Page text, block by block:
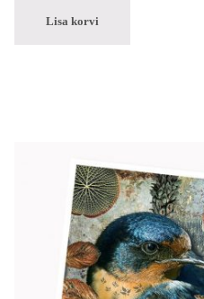
Lisa korvi